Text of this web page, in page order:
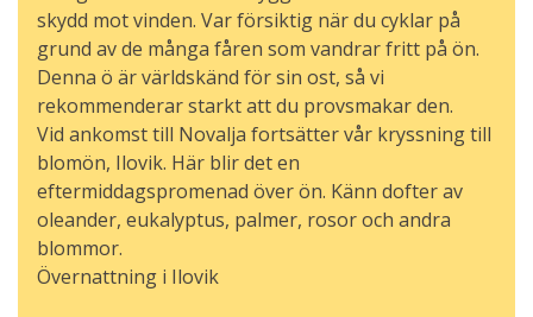
skydd mot vinden. Var försiktig när du cyklar på
grund av de många fåren som vandrar fritt på ön.
Denna ö är världskänd för sin ost, så vi
rekommenderar starkt att du provsmakar den.
Vid ankomst till Novalja fortsätter vår kryssning till
blomön, Ilovik. Här blir det en
eftermiddagspromenad över ön. Känn dofter av
oleander, eukalyptus, palmer, rosor och andra
blommor.
Övernattning i Ilovik